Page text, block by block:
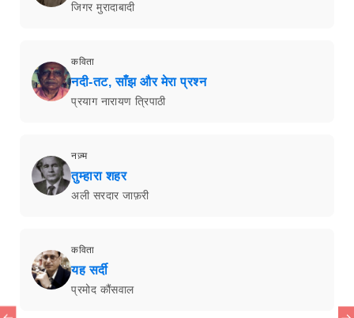
जिगर मुरादाबादी
कविता
नदी-तट, साँझ और मेरा प्रश्न
प्रयाग नारायण त्रिपाठी
नज़्म
तुम्हारा शहर
अली सरदार जाफ़री
कविता
यह सर्दी
प्रमोद कौंसवाल